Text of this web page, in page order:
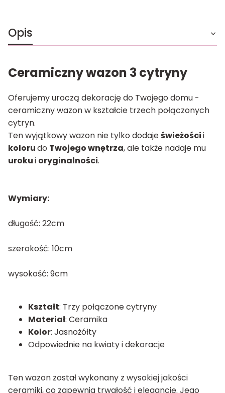
Opis
Ceramiczny wazon 3 cytryny
Oferujemy uroczą dekorację do Twojego domu -
ceramiczny wazon w kształcie trzech połączonych
cytryn.
Ten wyjątkowy wazon nie tylko dodajeświeżościi
kolorudo Twojego wnętrza, ale także nadaje mu
urokui oryginalności.
Wymiary:
długość: 22cm
szerokość: 10cm
wysokość: 9cm
Kształt: Trzy połączone cytryny
Materiał: Ceramika
Kolor: Jasnożółty
Odpowiednie na kwiaty i dekoracje
Ten wazon został wykonany z wysokiej jakości
ceramiki, co zapewnia trwałość i elegancję. Jego